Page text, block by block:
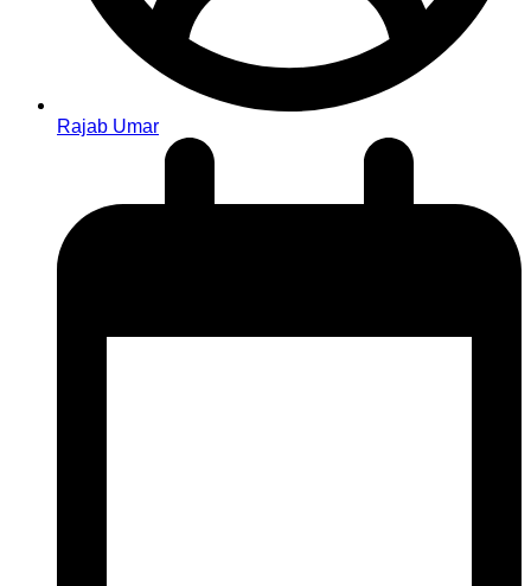
Rajab Umar